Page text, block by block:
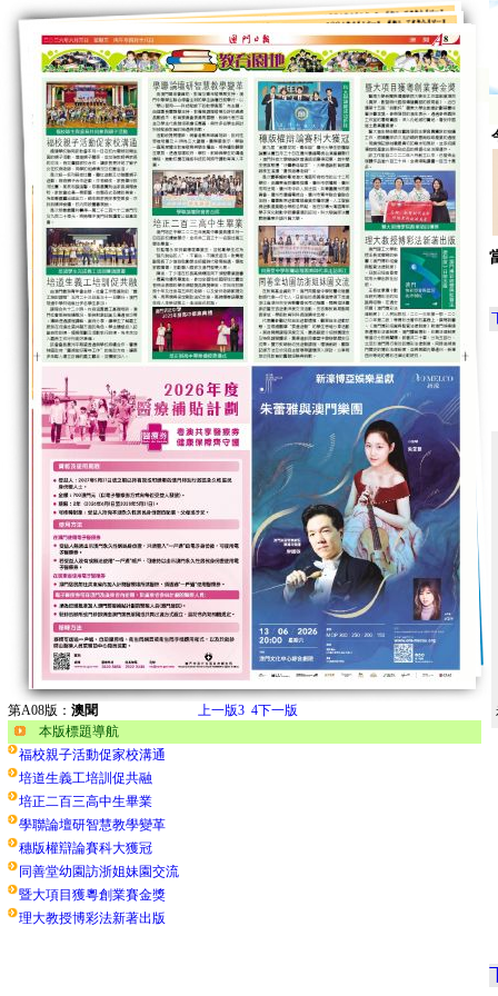
第A08版： 澳聞 上一版3 4下一版
本版標題導航
福校親子活動促家校溝通
培道生義工培訓促共融
培正二百三高中生畢業
學聯論壇研智慧教學變革
穗版權辯論賽科大獲冠
同善堂幼園訪浙姐妹園交流
暨大項目獲粵創業賽金獎
理大教授博彩法新著出版